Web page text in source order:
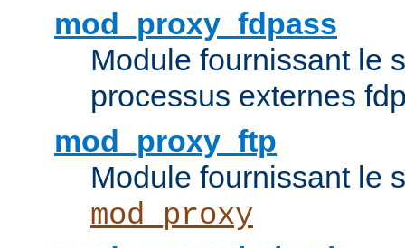
mod_proxy_fdpass
Module fournissant le
processus externes
mod_proxy_ftp
Module fournissant le
mod_proxy